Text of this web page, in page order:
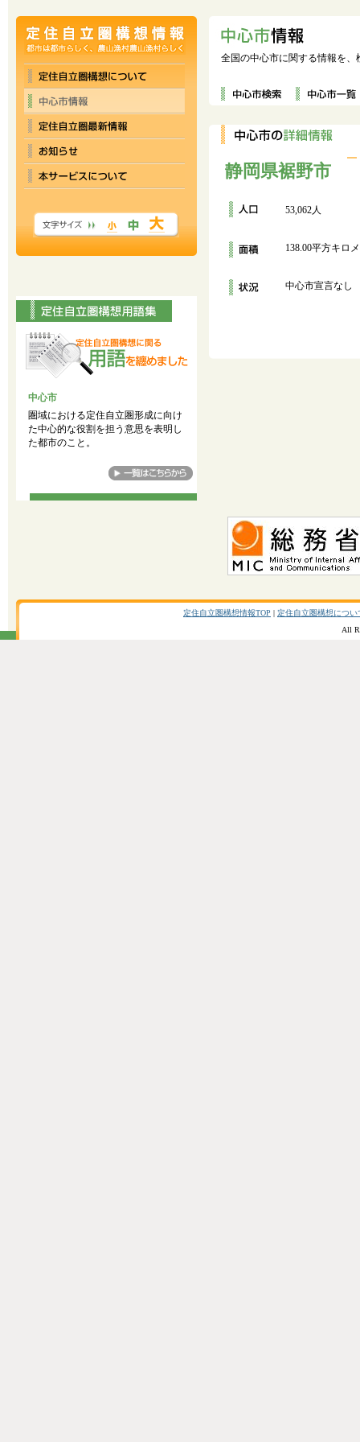
全国の中心市に関する情報を
静岡県裾野市
53,062人
138.00平方キロ
中心市宣言なし
中心市
圏域における定住自立圏形成に向け
た中心的な役割を担う意思を表明し
た都市のこと。
定住自立圏構想情報TOP | 定住自立圏構想につい
All